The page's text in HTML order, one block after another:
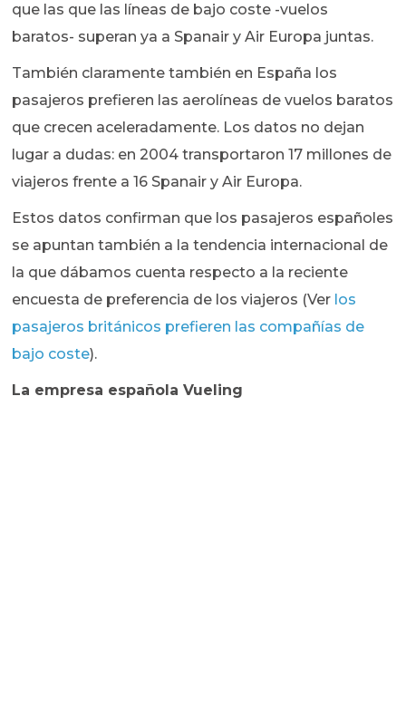
que las que las líneas de bajo coste -vuelos
baratos- superan ya a Spanair y Air Europa juntas.
También claramente también en España los
pasajeros prefieren las aerolíneas de vuelos baratos
que crecen aceleradamente. Los datos no dejan
lugar a dudas: en 2004 transportaron 17 millones de
viajeros frente a 16 Spanair y Air Europa.
Estos datos confirman que los pasajeros españoles
se apuntan también a la tendencia internacional de
la que dábamos cuenta respecto a la reciente
encuesta de preferencia de los viajeros (Ver los
pasajeros británicos prefieren las compañías de
bajo coste).
La empresa española Vueling